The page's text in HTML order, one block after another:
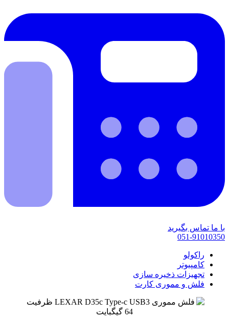
با ما تماس بگیرید
051-91010350
راکولو
کامپیوتر
تجهیزات ذخیره سازی
فلش و مموری کارت